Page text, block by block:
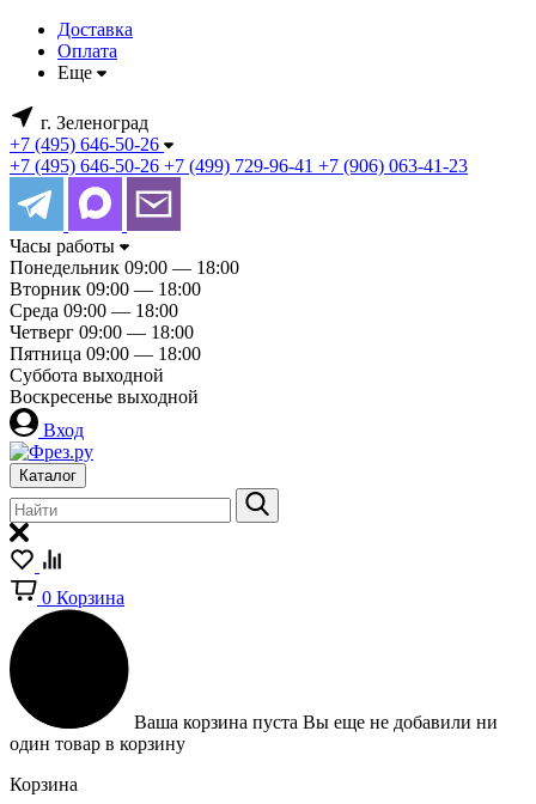
Доставка
Оплата
Еще
г. Зеленоград
+7 (495) 646-50-26
+7 (495) 646-50-26 +7 (499) 729-96-41 +7 (906) 063-41-23
Часы работы
Понедельник 09:00 — 18:00
Вторник 09:00 — 18:00
Среда 09:00 — 18:00
Четверг 09:00 — 18:00
Пятница 09:00 — 18:00
Суббота выходной
Воскресенье выходной
Вход
Каталог
0 Корзина
Ваша корзина пуста Вы еще не добавили ни
один товар в корзину
Корзина